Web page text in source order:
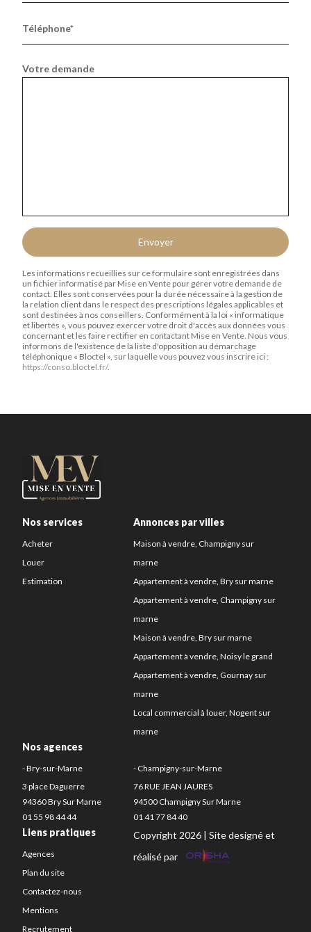
Téléphone*
Votre demande
Envoyer
Les informations recueillies sur ce formulaire sont enregistrées dans
un fichier informatisé par Mise en Vente pour gérer votre demande de
contact. Elles sont conservées pour la durée nécessaire à la gestion de
la relation client dans le respect des prescriptions légales applicables et
sont destinées à nos conseillers. Conformément à la loi « informatique
et libertés », vous pouvez exercer votre droit d'accès aux données vous
concernant et les faire rectifier en contactant Mise en Vente. Nous vous
informons de l'existence de la liste d'opposition au démarchage
téléphonique « Bloctel », sur laquelle vous pouvez vous inscrire ici :
https://conso.bloctel.fr/.
Nos services
Acheter
Louer
Estimation
Annonces par villes
Maison à vendre, Champigny sur
marne
Appartement à vendre, Bry sur marne
Appartement à vendre, Champigny sur
marne
Maison à vendre, Bry sur marne
Appartement à vendre, Noisy le grand
Appartement à vendre, Gournay sur
marne
Local commercial à louer, Nogent sur
marne
Nos agences
- Bry-sur-Marne
3 place Daguerre
94360 Bry Sur Marne
01 55 98 44 44
- Champigny-sur-Marne
76 RUE JEAN JAURES
94500 Champigny Sur Marne
01 41 77 84 40
Liens pratiques
Agences
Plan du site
Contactez-nous
Mentions
Recrutement
Copyright 2026 | Site designé et
réalisé par